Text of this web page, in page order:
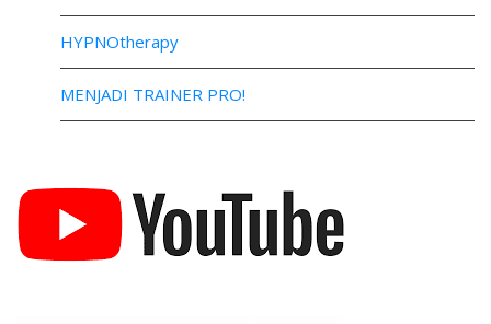
HYPNOtherapy
MENJADI TRAINER PRO!